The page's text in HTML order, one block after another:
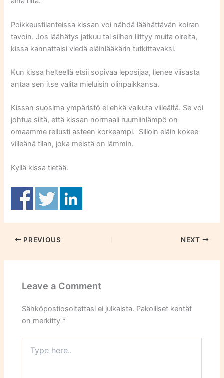
Poikkeustilanteissa kissan voi nähdä läähättävän koiran
tavoin. Jos läähätys jatkuu tai siihen liittyy muita oireita,
kissa kannattaisi viedä eläinlääkärin tutkittavaksi.
Kun kissa helteellä etsii sopivaa leposijaa, lienee viisasta
antaa sen itse valita mieluisin olinpaikkansa.
Kissan suosima ympäristö ei ehkä vaikuta viileältä. Se voi
johtua siitä, että kissan normaali ruumiinlämpö on
omaamme reilusti asteen korkeampi. Silloin eläin kokee
viileänä tilan, joka meistä on lämmin.
Kyllä kissa tietää.
PREVIOUS NEXT
Leave a Comment
Sähköpostiosoitettasi ei julkaista. Pakolliset kentät
on merkitty *
here..